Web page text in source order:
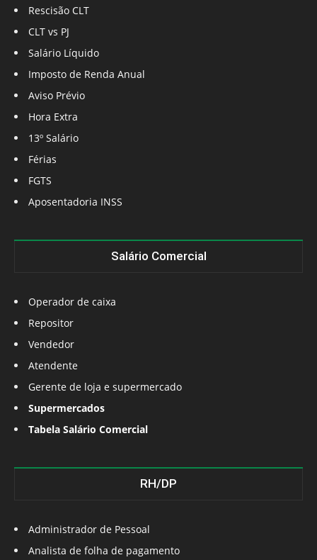
Rescisão CLT
CLT vs PJ
Salário Líquido
Imposto de Renda Anual
Aviso Prévio
Hora Extra
13º Salário
Férias
FGTS
Aposentadoria INSS
Salário Comercial
Operador de caixa
Repositor
Vendedor
Atendente
Gerente de loja e supermercado
Supermercados
Tabela Salário Comercial
RH/DP
Administrador de Pessoal
Analista de folha de pagamento